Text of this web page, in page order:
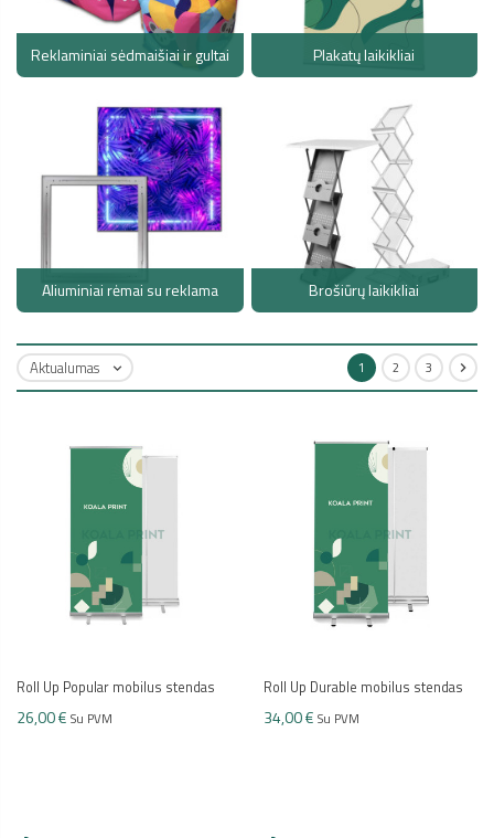
Reklaminiai sėdmaišiai ir gultai Plakatų laikikliai
Aliuminiai rėmai su reklama Brošiūrų laikikliai
Aktualumas  1 2 3 
Roll Up Popular mobilus stendas
26,00 € Su PVM
Roll Up Durable mobilus stendas
34,00 € Su PVM